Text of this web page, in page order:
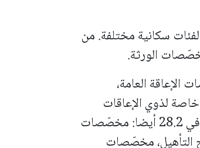
سكانية مختلفة. من
الورثة.
العامة،
لذوي الإعاقات
الشديدة. وتشمل القائمة الكاملة للمخصّصات التي ستُدفع في 28.2 أيضا: مخصّصات
التأهيل، مخصّصات